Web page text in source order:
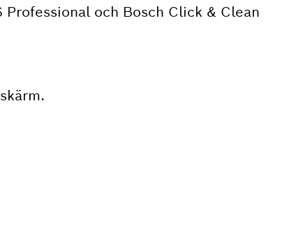
och Bosch Click & Clean